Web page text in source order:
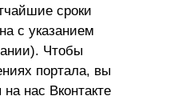
сроки
с указанием
Чтобы
портала, вы
нас Вконтакте